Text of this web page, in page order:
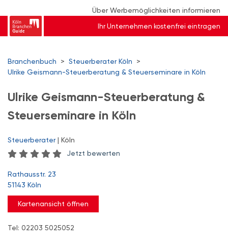
Über Werbemöglichkeiten informieren
Ihr Unternehmen kostenfrei eintragen
Branchenbuch > Steuerberater Köln
>
Ulrike Geismann-Steuerberatung & Steuerseminare in Köln
Ulrike Geismann-Steuerberatung &
Steuerseminare in Köln
Steuerberater| Köln
Jetzt bewerten
Rathausstr. 23
51143 Köln
Kartenansicht öffnen
Tel: 02203 5025052